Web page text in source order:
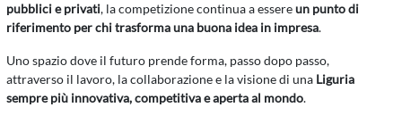
pubblici e privati, la competizione continua a essereun punto di
riferimento per chi trasforma una buona idea in impresa.
Uno spazio dove il futuro prende forma, passo dopo passo,
attraverso il lavoro, la collaborazione e la visione di una Liguria
sempre più innovativa, competitiva e aperta al mondo.